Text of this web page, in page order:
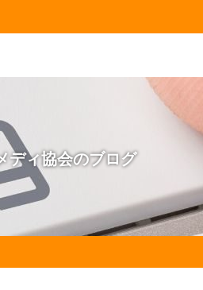
ディ協会のブログ